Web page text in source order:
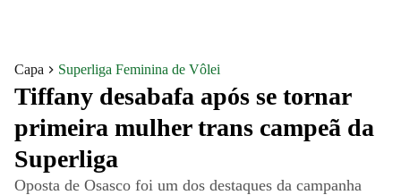
Capa Superliga Feminina de Vôlei
Tiffany desabafa após se tornar
primeira mulher trans campeã da
Superliga
Oposta de Osasco foi um dos destaques da campanha